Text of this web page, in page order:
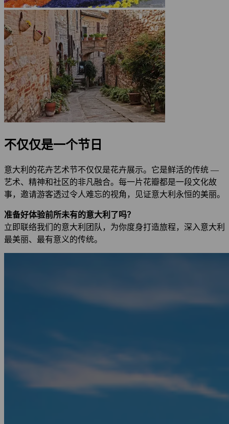
不仅仅是一个节日
意大利的花卉艺术节不仅仅是花卉展示。它是鲜活的传统 —
艺术、精神和社区的非凡融合。每一片花瓣都是一段文化故
事，邀请游客透过令人难忘的视角，见证意大利永恒的美丽。
准备好体验前所未有的意大利了吗？
立即联络我们的意大利团队，为你度身打造旅程，深入意大利
最美丽、最有意义的传统。